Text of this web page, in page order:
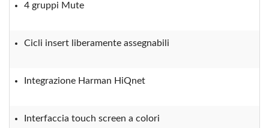
4 gruppi Mute
Cicli insert liberamente assegnabili
Integrazione Harman HiQnet
Interfaccia touch screen a colori